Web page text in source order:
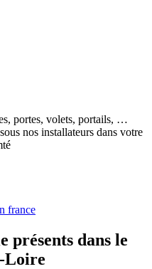
portes, volets, portails, …
nos installateurs dans votre
france
présents dans le
Loire